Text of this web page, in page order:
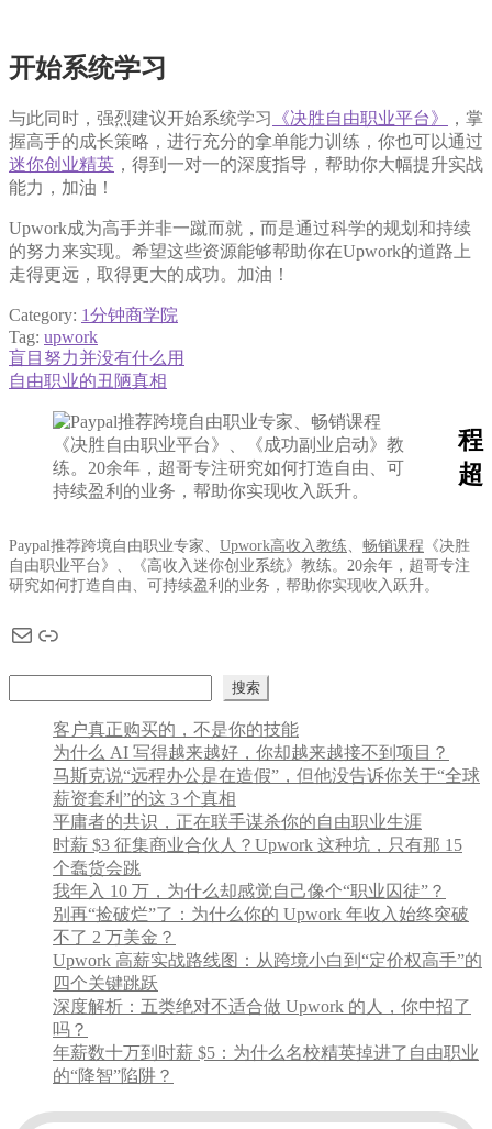
开始系统学习
与此同时，强烈建议开始系统学习 《决胜自由职业平台》
，掌
握高手的成长策略，进行充分的拿单能力训练，你也可以通过
迷你创业精英 ，得到一对一的深度指导，帮助你大幅提升实战
能力，加油！
Upwork成为高手并非一蹴而就，而是通过科学的规划和持续
的努力来实现。希望这些资源能够帮助你在Upwork的道路上
走得更远，取得更大的成功。加油！
Category: 1分钟商学院
Tag: upwork
文
章
Previous
post:
盲目努力并没有什么用
Next
自由职业的丑陋真相
程
超
Paypal推荐跨境自由职业专家、 Upwork高收入教练 畅销课程 《决胜
自由职业平台》、《高收入迷你创业系统》教练。20余年，超哥专注
研究如何打造自由、可持续盈利的业务，帮助你实现收入跃升。
电子邮件 链接
搜索
客户真正购买的，不是你的技能
为什么 AI 写得越来越好，你却越来越接不到项目？
马斯克说“远程办公是在造假”，但他没告诉你关于“全球
薪资套利”的这 3 个真相
平庸者的共识，正在联手谋杀你的自由职业生涯
时薪 $3 征集商业合伙人？Upwork 这种坑，只有那 15
个蠢货会跳
我年入 10 万，为什么却感觉自己像个“职业囚徒”？
别再“捡破烂”了：为什么你的 Upwork 年收入始终突破
不了 2 万美金？
Upwork 高薪实战路线图：从跨境小白到“定价权高手”的
四个关键跳跃
深度解析：五类绝对不适合做 Upwork 的人，你中招了
吗？
年薪数十万到时薪 $5：为什么名校精英掉进了自由职业
的“降智”陷阱？